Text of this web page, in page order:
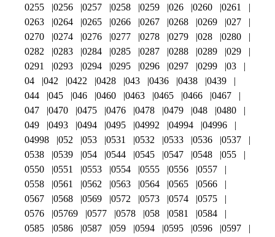
0255 0256 0257 0258 0259 026 0260
0261
0263
0264 0265 0266 0267 0268 0269
027
0270
0274 0276 0277 0278 0279 028
0280
0282
0283 0284 0285 0287 0288 0289
029
0291
0293 0294 0295 0296 0297 0299
03
04
042 0422 0428 043 0436 0438
0439
044
045 046 0460 0463 0465 0466
0467
047
0470 0475 0476 0478 0479 048
0480
049
0493 0494 0495 04992 04994
04996
04998
052 053 0531 0532 0533 0536
0537
0538
0539 054 0544 0545 0547 0548
055
0550
0551 0553 0554 0555 0556
0557
0558
0561 0562 0563 0564 0565
0566
0567
0568 0569 0572 0573 0574
0575
0576
05769 0577 0578 058 0581
0584
0585
0586 0587 059 0594 0595 0596
0597